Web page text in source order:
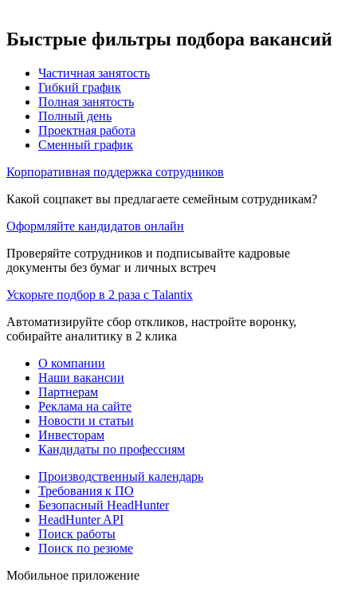
Быстрые фильтры подбора вакансий
Частичная занятость
Гибкий график
Полная занятость
Полный день
Проектная работа
Сменный график
Корпоративная поддержка сотрудников
Какой соцпакет вы предлагаете семейным сотрудникам?
Оформляйте кандидатов онлайн
Проверяйте сотрудников и подписывайте кадровые
документы без бумаг и личных встреч
Ускорьте подбор в 2 раза с Talantix
Автоматизируйте сбор откликов, настройте воронку,
собирайте аналитику в 2 клика
О компании
Наши вакансии
Партнерам
Реклама на сайте
Новости и статьи
Инвесторам
Кандидаты по профессиям
Производственный календарь
Требования к ПО
Безопасный HeadHunter
HeadHunter API
Поиск работы
Поиск по резюме
Мобильное приложение